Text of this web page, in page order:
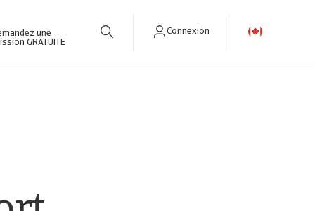
une
GRATUITE
Connexion